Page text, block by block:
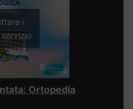
i
Ortopedia